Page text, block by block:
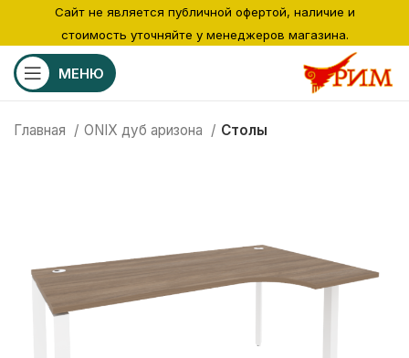
МЕНЮ
Главная ONIX дуб аризона Столы
Сайт не является публичной офертой, наличие и
стоимость уточняйте у менеджеров магазина.